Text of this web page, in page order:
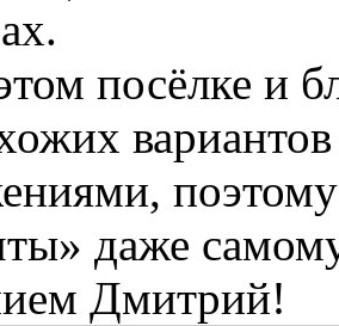
посёлке и
даже
Дмитрий!